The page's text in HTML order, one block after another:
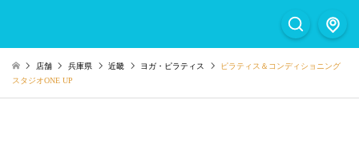
店舗 兵庫県 近畿 ヨガ・ピラティス
ピラティス＆コンディショニング
スタジオONE UP